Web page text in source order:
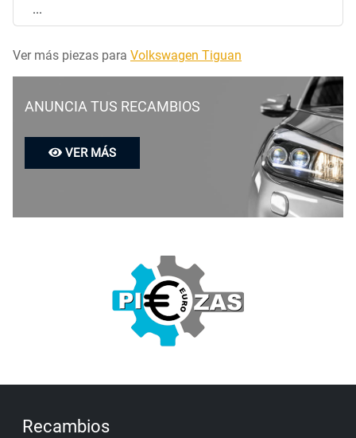
...
Ver más piezas para Volkswagen Tiguan
ANUNCIA TUS RECAMBIOS
VER MÁS
Recambios